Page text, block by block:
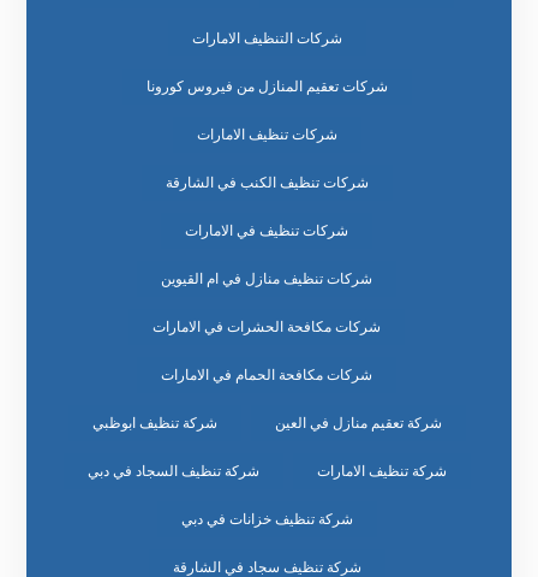
شركات التنظيف الامارات
شركات تعقيم المنازل من فيروس كورونا
شركات تنظيف الامارات
شركات تنظيف الكنب في الشارقة
شركات تنظيف في الامارات
شركات تنظيف منازل في ام القيوين
شركات مكافحة الحشرات في الامارات
شركات مكافحة الحمام في الامارات
شركة تعقيم منازل في العين شركة تنظيف ابوظبي
شركة تنظيف الامارات شركة تنظيف السجاد في دبي
شركة تنظيف خزانات في دبي
شركة تنظيف سجاد في الشارقة